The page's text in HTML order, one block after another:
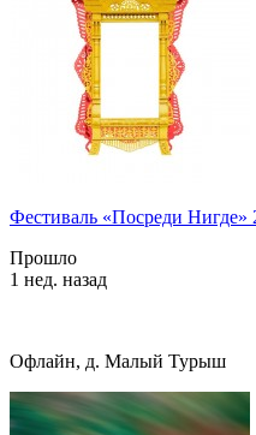
Фестиваль «Посреди Нигде»
Прошло
1 нед. назад
Офлайн, д. Малый Турыш